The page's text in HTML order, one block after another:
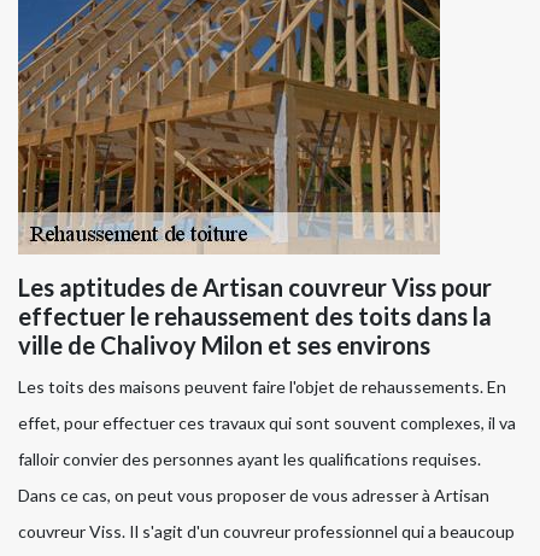
Les aptitudes de Artisan couvreur Viss pour
effectuer le rehaussement des toits dans la
ville de Chalivoy Milon et ses environs
Les toits des maisons peuvent faire l'objet de rehaussements. En
effet, pour effectuer ces travaux qui sont souvent complexes, il va
falloir convier des personnes ayant les qualifications requises.
Dans ce cas, on peut vous proposer de vous adresser à Artisan
couvreur Viss. Il s'agit d'un couvreur professionnel qui a beaucoup